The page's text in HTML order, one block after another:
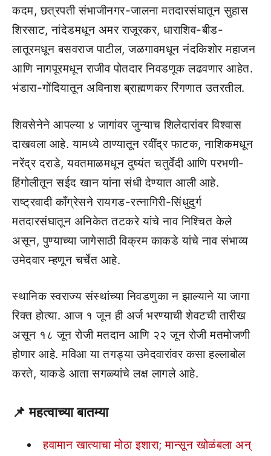
कदम, छत्रपती संभाजीनगर-जालना मतदारसंघातून सुहास
शिरसाट, नांदेडमधून अमर राजूरकर, धाराशिव-बीड-
लातूरमधून बसवराज पाटील, जळगावमधून नंदकिशोर महाजन
आणि नागपूरमधून राजीव पोतदार निवडणूक लढवणार आहेत.
भंडारा-गोंदियातून अविनाश ब्राह्मणकर रिंगणात उतरतील.
शिवसेनेने आपल्या ४ जागांवर जुन्याच शिलेदारांवर विश्वास
दाखवला आहे. यामध्ये ठाण्यातून रवींद्र फाटक, नाशिकमधून
नरेंद्र दराडे, यवतमाळमधून दुष्यंत चतुर्वेदी आणि परभणी-
हिंगोलीतून सईद खान यांना संधी देण्यात आली आहे.
राष्ट्रवादी काँग्रेसने रायगड-रत्नागिरी-सिंधुदुर्ग
मतदारसंघातून अनिकेत तटकरे यांचे नाव निश्चित केले
असून, पुण्याच्या जागेसाठी विक्रम काकडे यांचे नाव संभाव्य
उमेदवार म्हणून चर्चेत आहे.
स्थानिक स्वराज्य संस्थांच्या निवडणुका न झाल्याने या जागा
रिक्त होत्या. आज १ जून ही अर्ज भरण्याची शेवटची तारीख
असून १८ जून रोजी मतदान आणि २२ जून रोजी मतमोजणी
होणार आहे. मविआ या तगड्या उमेदवारांवर कसा हल्लाबोल
करते, याकडे आता सगळ्यांचे लक्ष लागले आहे.
📌महत्वाच्या बातम्या
हवामान खात्याचा मोठा इशारा; मान्सून खोळंबला अन्